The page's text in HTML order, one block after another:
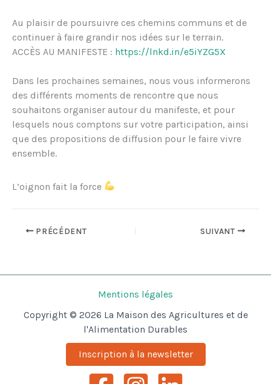
Au plaisir de poursuivre ces chemins communs et de
continuer à faire grandir nos idées sur le terrain.
ACCÈS AU MANIFESTE : https://lnkd.in/e5iYZG5X
Dans les prochaines semaines, nous vous informerons
des différents moments de rencontre que nous
souhaitons organiser autour du manifeste, et pour
lesquels nous comptons sur votre participation, ainsi
que des propositions de diffusion pour le faire vivre
ensemble.
L’oignon fait la force
PRÉCÉDENT SUIVANT
Mentions légales
Copyright © 2026 La Maison des Agricultures et de
l'Alimentation Durables
Inscription à la newsletter